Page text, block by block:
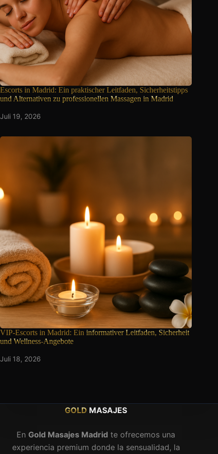
Escorts in Madrid: Ein praktischer Leitfaden, Sicherheitstipps
und Alternativen zu professionellen Massagen in Madrid
Juli 19, 2026
VIP-Escorts in Madrid: Ein informativer Leitfaden, Sicherheit
und Wellness-Angebote
Juli 18, 2026
GOLD MASAJES
En Gold Masajes Madrid te ofrecemos una
experiencia premium donde la sensualidad, la